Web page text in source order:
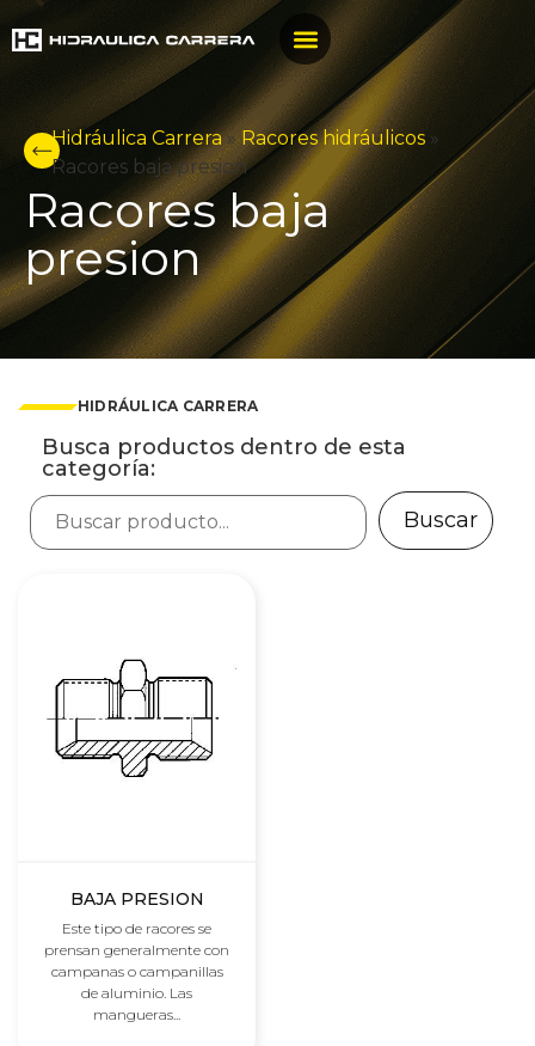
Hidráulica Carrera»Racores hidráulicos »
Racores baja presion
Racores baja
presion
HIDRÁULICA CARRERA
Busca productos dentro de esta
categoría:
Buscar
BAJA PRESION
Este tipo de racores se
prensan generalmente con
campanas o campanillas
de aluminio. Las
mangueras...